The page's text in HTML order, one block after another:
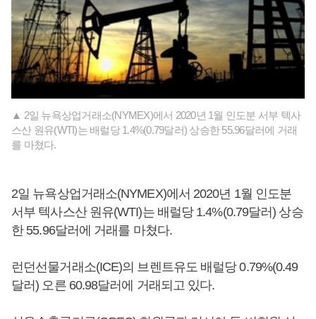
▲ 2일 뉴욕상업거래소(NYMEX)에서 2020년 1월 인도분 서부 텍사
스산 원유(WTI)는 배럴당 1.4%(0.79달러) 상승한 55.96달러에 거래
를 마쳤다.
2일 뉴욕상업거래소(NYMEX)에서 2020년 1월 인도분
서부 텍사스산 원유(WTI)는 배럴당 1.4%(0.79달러) 상승
한 55.96달러에 거래를 마쳤다.
런던선물거래소(ICE)의 브렌트유도 배럴당 0.79%(0.49
달러) 오른 60.98달러에 거래되고 있다.